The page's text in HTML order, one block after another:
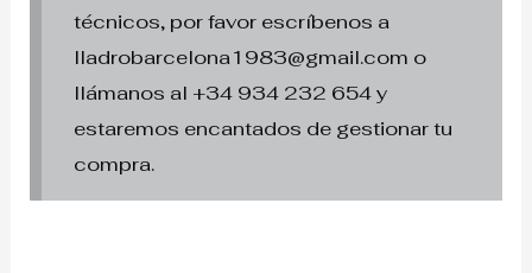
técnicos, por favor escríbenos a
lladrobarcelona1983@gmail.com o
llámanos al +34 934 232 654 y
estaremos encantados de gestionar tu
compra.